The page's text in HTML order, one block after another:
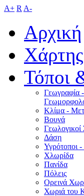
A+ R A-
Αρχική
Τόποι
Γεωγραφία -
Κλίμα -
Βουνά
Γεωλογικοί
Δάση
Υγρότοποι -
Χλωρίδα
Πανίδα
Πόλεις
Ορεινά
Χωριά του